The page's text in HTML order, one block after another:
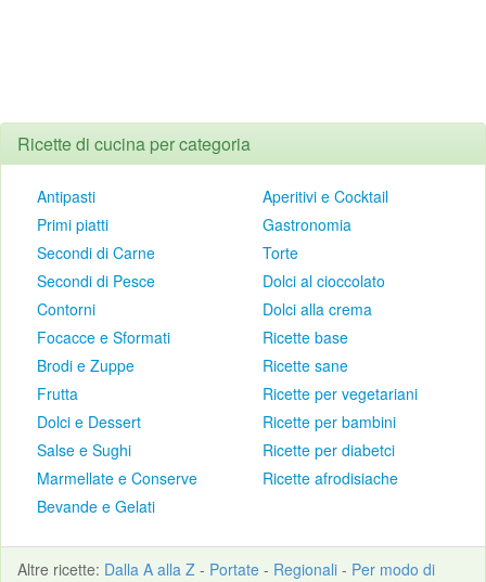
Ricette di cucina per categoria
Antipasti
Primi piatti
Secondi di Carne
Secondi di Pesce
Contorni
Focacce e Sformati
Brodi e Zuppe
Frutta
Dolci e Dessert
Salse e Sughi
Marmellate e Conserve
Bevande e Gelati
Aperitivi e Cocktail
Gastronomia
Torte
Dolci al cioccolato
Dolci alla crema
Ricette base
Ricette sane
Ricette per vegetariani
Ricette per bambini
Ricette per diabetci
Ricette afrodisiache
Altre ricette: Dalla A alla Z - Portate - Regionali - Per modo di